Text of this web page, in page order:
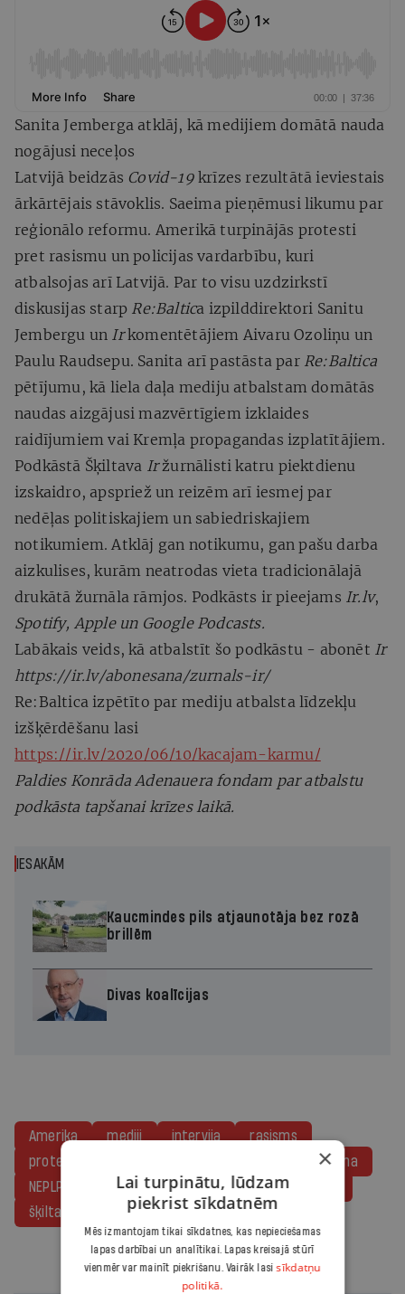
Sanita Jemberga atklāj, kā medijiem domātā nauda
nogājusi neceļos
Latvijā beidzās Covid-19krīzes rezultātā ieviestais
ārkārtējais stāvoklis. Saeima pieņēmusi likumu par
reģionālo reformu. Amerikā turpinājās protesti
pret rasismu un policijas vardarbību, kuri
atbalsojas arī Latvijā. Par to visu uzdzirkstī
diskusijas starp Re:Baltica izpilddirektori Sanitu
Jembergu un Irkomentētājiem Aivaru Ozoliņu un
Paulu Raudsepu. Sanita arī pastāsta par Re:Baltica
pētījumu, kā liela daļa mediju atbalstam domātās
naudas aizgājusi mazvērtīgiem izklaides
raidījumiem vai Kremļa propagandas izplatītājiem.
Podkāstā Šķiltava Iržurnālisti katru piektdienu
izskaidro, apspriež un reizēm arī iesmej par
nedēļas politiskajiem un sabiedriskajiem
notikumiem. Atklāj gan notikumu, gan pašu darba
aizkulises, kurām neatrodas vieta tradicionālajā
drukātā žurnāla rāmjos. Podkāsts ir pieejams Ir.lv,
Spotify, Apple un Google Podcasts.
Labākais veids, kā atbalstīt šo podkāstu - abonēt Ir
https://ir.lv/abonesana/zurnals-ir/
Re:Baltica izpētīto par mediju atbalsta līdzekļu
izšķērdēšanu lasi
https://ir.lv/2020/06/10/kacajam-karmu/
Paldies Konrāda Adenauera fondam par atbalstu
podkāsta tapšanai krīzes laikā.
IESAKĀM
Kaucmindes pils atjaunotāja bez rozā
brillēm
Divas koalīcijas
Amerika mediji intervija
rasisms
protesti
reģionālā reforma
NEPLP
Re:Baltica propaganda
podkāsts
šķiltava
Covid-19
Tev varētu interesēt
×
Lai turpinātu, lūdzam
piekrist sīkdatnēm
Mēs izmantojam tikai sīkdatnes, kas nepieciešamas
lapas darbībai un analītikai. Lapas kreisajā stūrī
vienmēr var mainīt piekrišanu. Vairāk lasisīkdatņu
politikā.